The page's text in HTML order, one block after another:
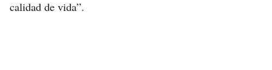
calidad de vida”.